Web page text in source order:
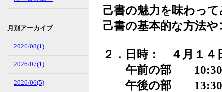
月別アーカイブ
2026/08(1)
2026/07(1)
2026/06(5)
己書の魅力を味わっ
己書の基本的な方法
２．日時： ４月１４
午前の部
午後の部